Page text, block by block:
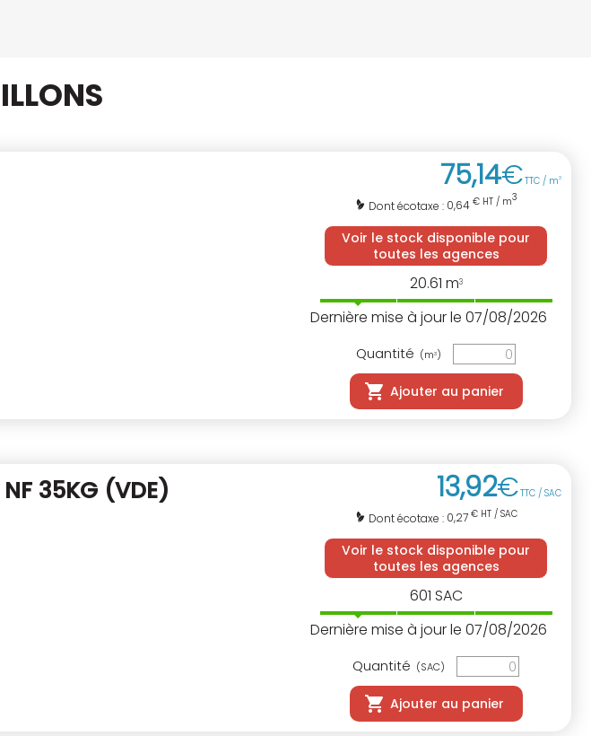
75,14€TTC / m3
Dont écotaxe : 0,64 € HT / m3
Voir le stock disponible pour
toutes les agences
20.61 m3
Dernière mise à jour le 07/08/2026
Quantité (m3)
Ajouter au panier
35KG (VDE) 13,92€TTC / SAC
Dont écotaxe : 0,27€ HT / SAC
Voir le stock disponible pour
toutes les agences
601 SAC
Dernière mise à jour le 07/08/2026
Quantité (SAC)
Ajouter au panier